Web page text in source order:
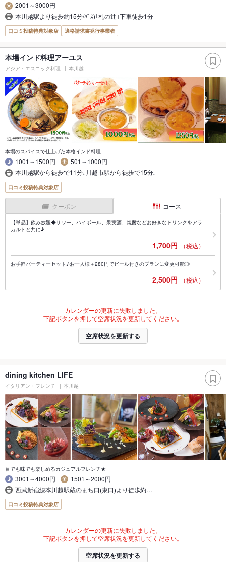
2001～3000円
本川越駅より徒歩約15分/ﾊﾞｽ)｢札の辻｣下車徒歩1分
口コミ投稿特典対象店 適格請求書発行事業者
本場インド料理アーユス
アジア・エスニック料理 本川越
本場のスパイスで仕上げた本格インド料理
1001～1500円
501～1000円
本川越駅から徒歩で11分､川越市駅から徒歩で15分｡
口コミ投稿特典対象店
クーポン コース
【単品】飲み放題◆サワー、ハイボール、果実酒、焼酎などお好きなドリンクをアラ
カルトと共に♪
1,700円 （税込）
お手軽パーティーセット♪お一人様＋280円でビール付きのプランに変更可能◎
2,500円 （税込）
カレンダーの更新に失敗しました。
下記ボタンを押して空席状況を更新してください。
空席状況を更新する
dining kitchen LIFE
イタリアン・フレンチ 本川越
目でも味でも楽しめるカジュアルフレンチ★
3001～4000円
1501～2000円
西武新宿線本川越駅蔵のまち口(東口)より徒歩約…
口コミ投稿特典対象店
カレンダーの更新に失敗しました。
下記ボタンを押して空席状況を更新してください。
空席状況を更新する